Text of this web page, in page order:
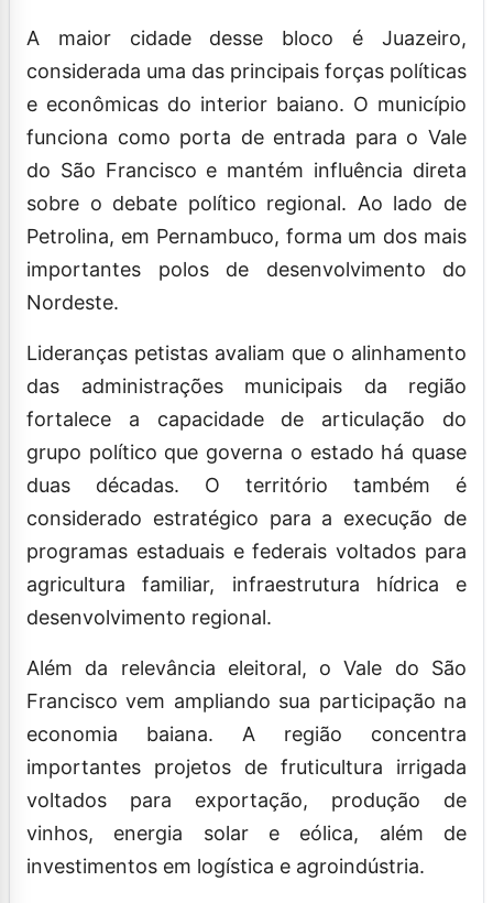
A maior cidade desse bloco é Juazeiro,
considerada uma das principais forças políticas
e econômicas do interior baiano. O município
funciona como porta de entrada para o Vale
do São Francisco e mantém influência direta
sobre o debate político regional. Ao lado de
Petrolina, em Pernambuco, forma um dos mais
importantes polos de desenvolvimento do
Nordeste.
Lideranças petistas avaliam que o alinhamento
das administrações municipais da região
fortalece a capacidade de articulação do
grupo político que governa o estado há quase
duas décadas. O território também é
considerado estratégico para a execução de
programas estaduais e federais voltados para
agricultura familiar, infraestrutura hídrica e
desenvolvimento regional.
Além da relevância eleitoral, o Vale do São
Francisco vem ampliando sua participação na
economia baiana. A região concentra
importantes projetos de fruticultura irrigada
voltados para exportação, produção de
vinhos, energia solar e eólica, além de
investimentos em logística e agroindústria.